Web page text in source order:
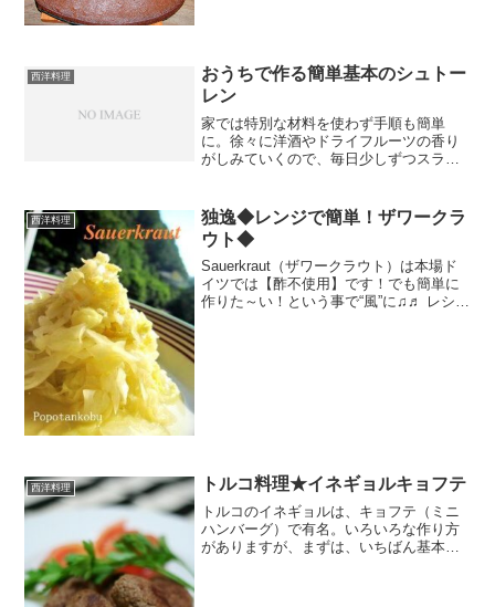
西洋料理
おうちで作る簡単基本のシュトー
レン
家では特別な材料を使わず手順も簡単
に。徐々に洋酒やドライフルーツの香り
がしみていくので、毎日少しずつスライ
後 材料※25cm1本、15cm2本の分量です
ミック...
西洋料理
独逸◆レンジで簡単！ザワークラ
ウト◆
Sauerkraut（ザワークラウト）は本場ド
イツでは【酢不使用】です！でも簡単に
作りた～い！という事で“風”に♫♬ レシピ
西洋料理 トルコ料理★イネギョルキョフテ
トルコのイネギョルは、キョフテ（ミニ
ハンバーグ）で有名。いろいろな作り方
がありますが、まずは、いちばん基本の